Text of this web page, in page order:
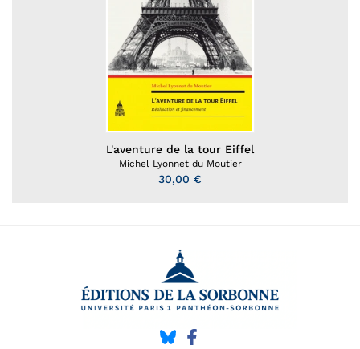
L'aventure de la tour Eiffel
Michel Lyonnet du Moutier
30,00 €